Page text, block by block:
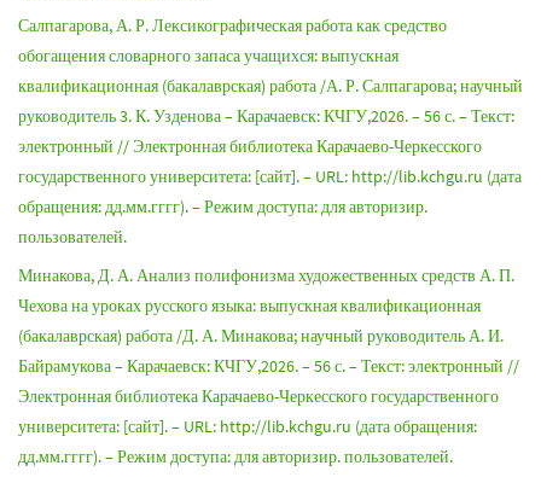
Салпагарова, А. Р. Лексикографическая работа как средство
обогащения словарного запаса учащихся: выпускная
квалификационная (бакалаврская) работа /А. Р. Салпагарова; научный
руководитель 3. К. Узденова – Карачаевск: КЧГУ,2026. – 56 с. – Текст:
электронный // Электронная библиотека Карачаево-Черкесского
государственного университета: [сайт]. – URL: http://lib.kchgu.ru (дата
обращения: дд.мм.гггг). – Режим доступа: для авторизир.
пользователей.
Минакова, Д. А. Анализ полифонизма художественных средств А. П.
Чехова на уроках русского языка: выпускная квалификационная
(бакалаврская) работа /Д. А. Минакова; научный руководитель А. И.
Байрамукова – Карачаевск: КЧГУ,2026. – 56 с. – Текст: электронный //
Электронная библиотека Карачаево-Черкесского государственного
университета: [сайт]. – URL: http://lib.kchgu.ru (дата обращения:
дд.мм.гггг). – Режим доступа: для авторизир. пользователей.